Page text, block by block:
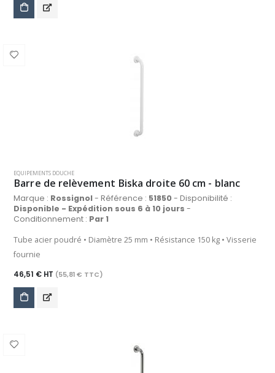
EQUIPEMENTS DOUCHE
Barre de relèvement Biska droite 60 cm - blanc
Marque : Rossignol- Référence : 51850 - Disponibilité :
Disponible - Expédition sous 6 à 10 jours -
Conditionnement : Par 1
Tube acier poudré • Diamètre 25 mm • Résistance 150 kg • Visserie
fournie
46,51 € HT (55,81 € TTC)